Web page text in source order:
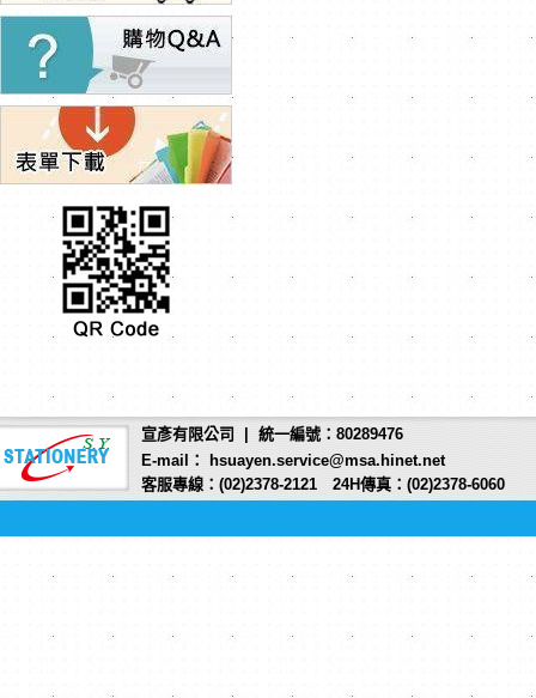
宣彥有限公司 | 統一編號：80289476
E-mail： hsuayen.service@msa.hinet.net
客服專線：(02)2378-2121 24H傳真：(02)2378-6060